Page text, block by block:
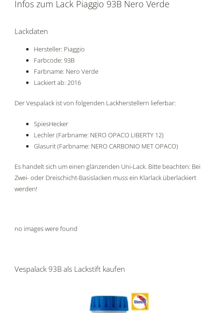
Infos zum Lack Piaggio 93B Nero Verde
Lackdaten
Hersteller: Piaggio
Farbcode: 93B
Farbname: Nero Verde
Lackiert ab: 2016
Der Vespalack ist von folgenden Lackherstellern lieferbar:
SpiesHecker
Lechler (Farbname: NERO OPACO LIBERTY 12)
Glasurit (Farbname: NERO CARBONIO MET OPACO)
Es handelt sich um einen glänzenden Uni-Lack. Bitte beachten: Bei
Zwei- oder Dreischicht-Basislacken muss ein Klarlack überlackiert
werden!
no images were found
Vespalack 93B als Lackstift kaufen